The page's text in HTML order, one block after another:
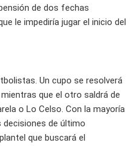
de dos fechas
le impediría jugar el inicio del
Un cupo se resolverá
mientras que el otro saldrá de
o Lo Celso. Con la mayoría
de último
que buscará el